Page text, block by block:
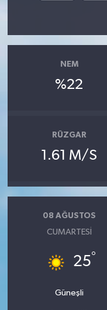
NEM
%22
RÜZGAR
1.61 M/S
08 AĞUSTOS
CUMARTESI
25°
Güneşli